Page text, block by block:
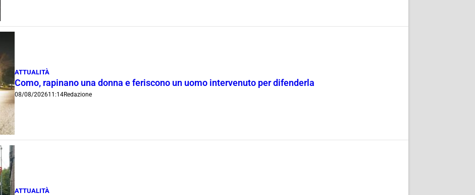
ATTUALITÀ
Como, rapinano una donna e feriscono un uomo intervenuto per difenderla
08/08/202611:14Redazione
ATTUALITÀ